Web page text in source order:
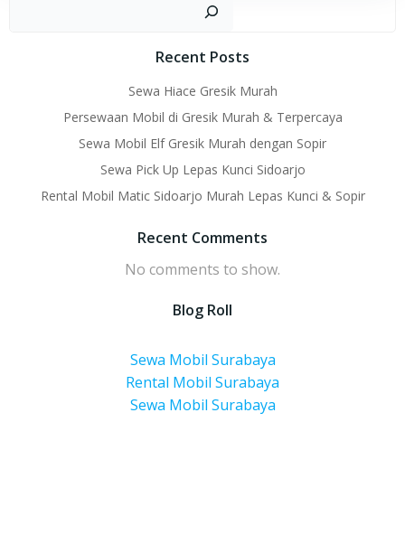
Recent Posts
Sewa Hiace Gresik Murah
Persewaan Mobil di Gresik Murah & Terpercaya
Sewa Mobil Elf Gresik Murah dengan Sopir
Sewa Pick Up Lepas Kunci Sidoarjo
Rental Mobil Matic Sidoarjo Murah Lepas Kunci & Sopir
Recent Comments
No comments to show.
Blog Roll
Sewa Mobil Surabaya
Rental Mobil Surabaya
Sewa Mobil Surabaya